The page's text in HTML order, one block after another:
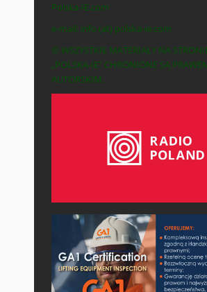
Polska-IE.com
e-mail: info (at) polska-ie.com
© WSZYSTKIE MATERIAŁY NA
„POLSKA-IE” CHRONIONE SĄ
AUTORSKIM.